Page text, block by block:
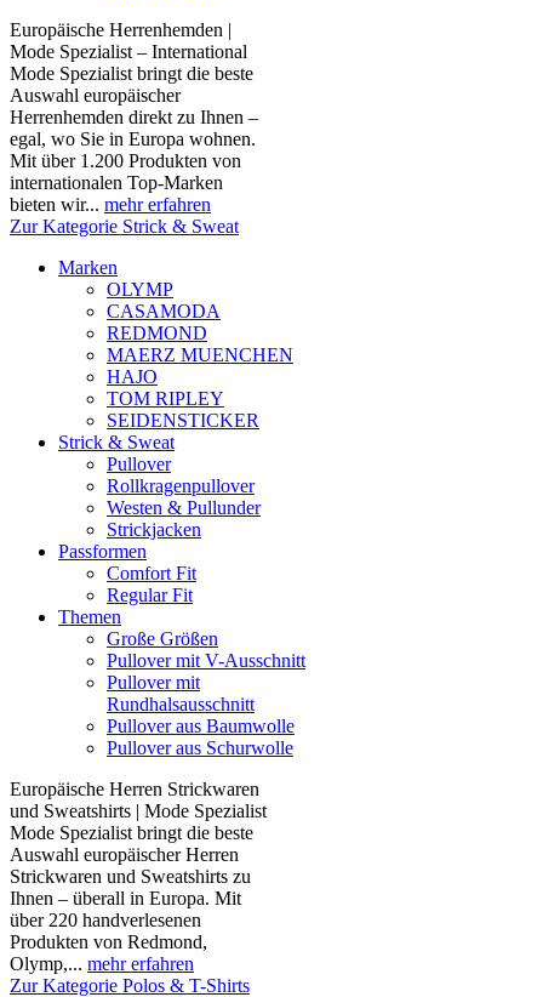
Europäische Herrenhemden |
Mode Spezialist – International
Mode Spezialist bringt die beste
Auswahl europäischer
Herrenhemden direkt zu Ihnen –
egal, wo Sie in Europa wohnen.
Mit über 1.200 Produkten von
internationalen Top-Marken
bieten wir... mehr erfahren
Zur Kategorie Strick & Sweat
Marken
OLYMP
CASAMODA
REDMOND
MAERZ MUENCHEN
HAJO
TOM RIPLEY
SEIDENSTICKER
Strick & Sweat
Pullover
Rollkragenpullover
Westen & Pullunder
Strickjacken
Passformen
Comfort Fit
Regular Fit
Themen
Große Größen
Pullover mit V-Ausschnitt
Pullover mit
Rundhalsausschnitt
Pullover aus Baumwolle
Pullover aus Schurwolle
Europäische Herren Strickwaren
und Sweatshirts | Mode Spezialist
Mode Spezialist bringt die beste
Auswahl europäischer Herren
Strickwaren und Sweatshirts zu
Ihnen – überall in Europa. Mit
über 220 handverlesenen
Produkten von Redmond,
Olymp,... mehr erfahren
Zur Kategorie Polos & T-Shirts